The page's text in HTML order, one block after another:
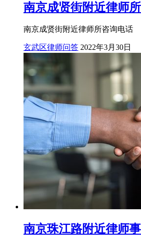
南京成贤街附近律师
南京成贤街附近律师所咨询电话
玄武区律师问答 2022年3月30日
南京珠江路附近律师